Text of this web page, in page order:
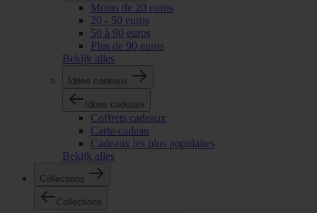
Moins de 20 euros
20 - 50 euros
50 à 90 euros
Plus de 90 euros
Bekijk alles
Idées cadeaux
Idées cadeaux
Coffrets cadeaux
Carte-cadeau
Cadeaux les plus populaires
Bekijk alles
Collections
Collections